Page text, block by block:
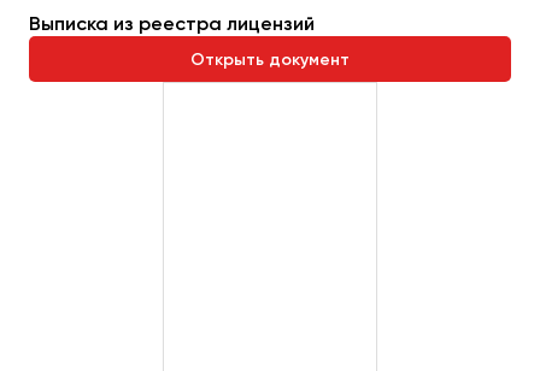
Выписка из реестра лицензий
Открыть документ